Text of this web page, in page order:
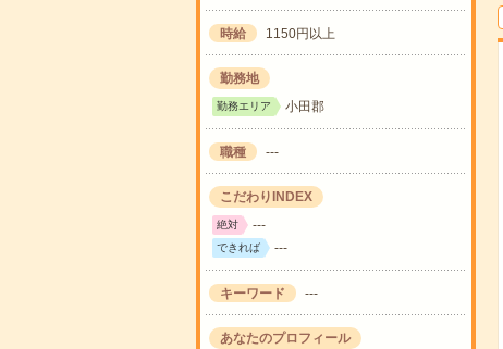
時給 1150円以上
勤務地
勤務エリア 小田郡
職種 ---
こだわりINDEX
絶対 ---
できれば ---
キーワード ---
あなたのプロフィール